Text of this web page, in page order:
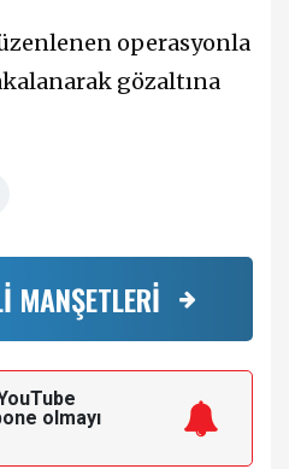
operasyonla
gözaltına
MANŞETLERİ
olmayı